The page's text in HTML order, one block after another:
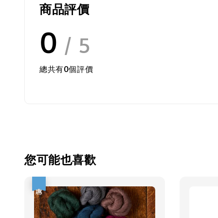
商品評價
0 / 5
總共有0個評價
您可能也喜歡